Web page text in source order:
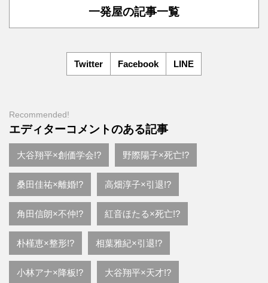
一発屋の記事一覧
Twitter Facebook LINE
Recommended!
エディターコメントのある記事
大谷翔平×創価学会!? 野際陽子×死亡!?
桑田佳祐×離婚!? 高畑淳子×引退!?
角田信朗×不仲!? 紅音ほたる×死亡!?
朴槿恵×整形!? 相葉雅紀×引退!?
小林アナ×降板!? 大谷翔平×天才!?